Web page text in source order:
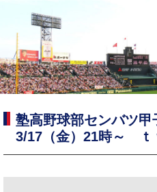
塾高野球部センバツ
3/17（金）21時～ ｔ